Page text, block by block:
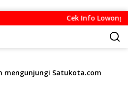
Cek Info
mengunjungi Satukota.com